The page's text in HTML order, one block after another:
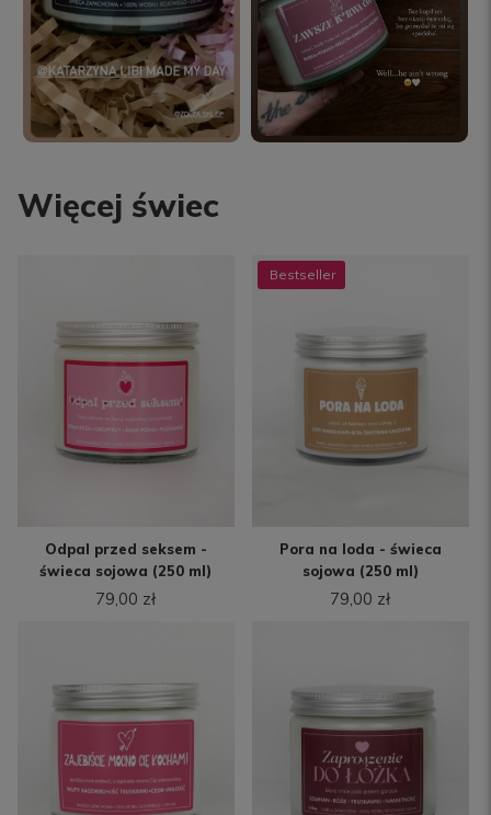
Więcej świec
Odpal przed seksem -
świeca sojowa (250 ml)
79,00 zł
Pora na loda - świeca
sojowa (250 ml)
79,00 zł